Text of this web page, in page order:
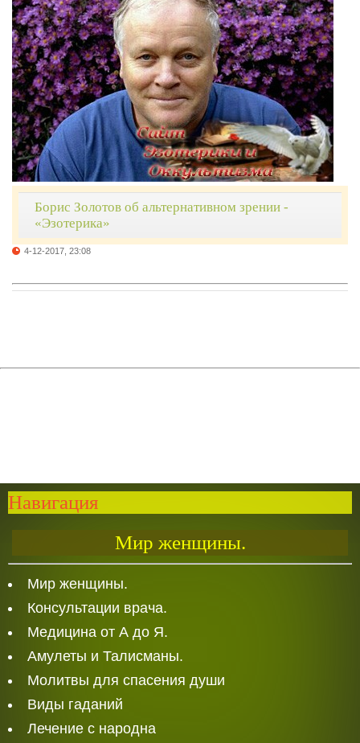
Борис Золотов об альтернативном зрении -
«Эзотерика»
4-12-2017, 23:08
Навигация
Мир женщины.
Мир женщины.
Консультации врача.
Медицина от А до Я.
Амулеты и Талисманы.
Молитвы для спасения души
Виды гаданий
Лечение с народна